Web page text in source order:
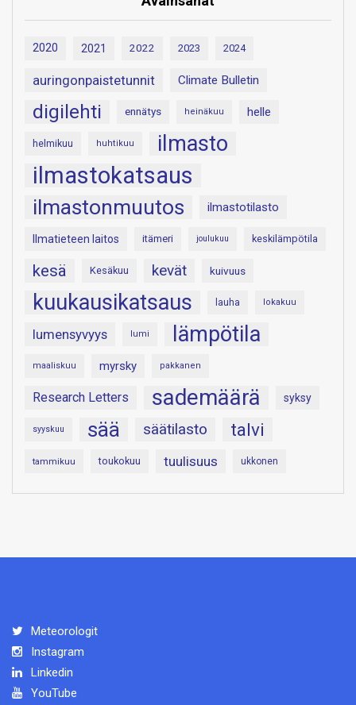
2020 2021 2022 2023 2024
auringonpaistetunnit Climate Bulletin
digilehti ennätys heinäkuu helle
helmikuu huhtikuu ilmasto
ilmastokatsaus
ilmastonmuutos ilmastotilasto
Ilmatieteen laitos itämeri joulukuu keskilämpötila
kesä Kesäkuu kevät kuivuus
kuukausikatsaus lauha lokakuu
lumensyvyys lumi lämpötila
maaliskuu myrsky pakkanen
Research Letters sademäärä syksy
syyskuu sää säätilasto talvi
tammikuu toukokuu tuulisuus ukkonen
Meteorologit
Instagram
Linkedin
YouTube